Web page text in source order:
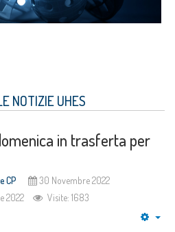
NOTIZIE UHES
in trasferta per
CP
30 Novembre 2022
2022
Visite: 1683